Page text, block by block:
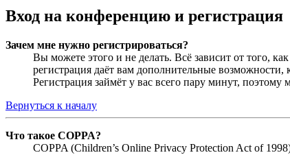
Вход на конференцию и регистрация
Зачем мне нужно регистрироваться?
Вы можете этого и не делать. Всё зависит от того,
регистрация даёт вам дополнительные
Регистрация займёт у вас всего пару минут, поэтому
Вернуться к началу
Что такое COPPA?
COPPA (Children’s Online Privacy Protection Act of